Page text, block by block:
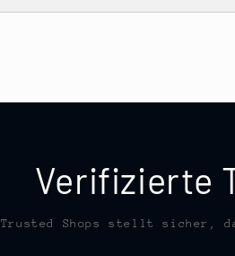
Verifizierte
Trusted Shops stellt sicher,